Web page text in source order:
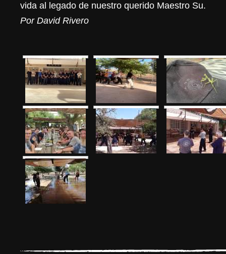
vida al legado de nuestro querido Maestro Su.
Por David Rivero